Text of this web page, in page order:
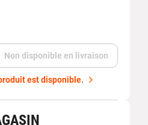
Non disponible en livraison
est disponible.